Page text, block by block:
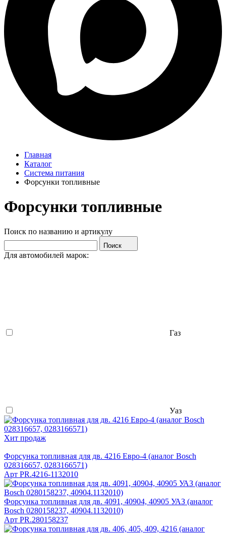
Главная
Каталог
Система питания
Форсунки топливные
Форсунки топливные
Поиск по названию и артикулу
Поиск
Для автомобилей марок:
Газ
Уаз
Хит продаж
Форсунка топливная для дв. 4216 Евро-4 (аналог Bosch
028316657, 0283166571)
Арт PR.4216-1132010
Форсунка топливная для дв. 4091, 40904, 40905 УАЗ (аналог
Bosch 0280158237, 40904.1132010)
Арт PR.280158237